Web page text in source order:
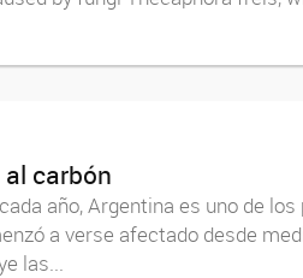
carbón
año, Argentina es uno de
a verse afectado desde
las...